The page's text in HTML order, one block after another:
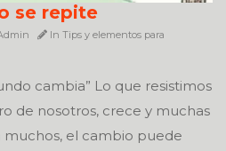
se repite
In Tips y elementos para
cambia” Lo que resistimos
de nosotros, crece y muchas
muchos, el cambio puede